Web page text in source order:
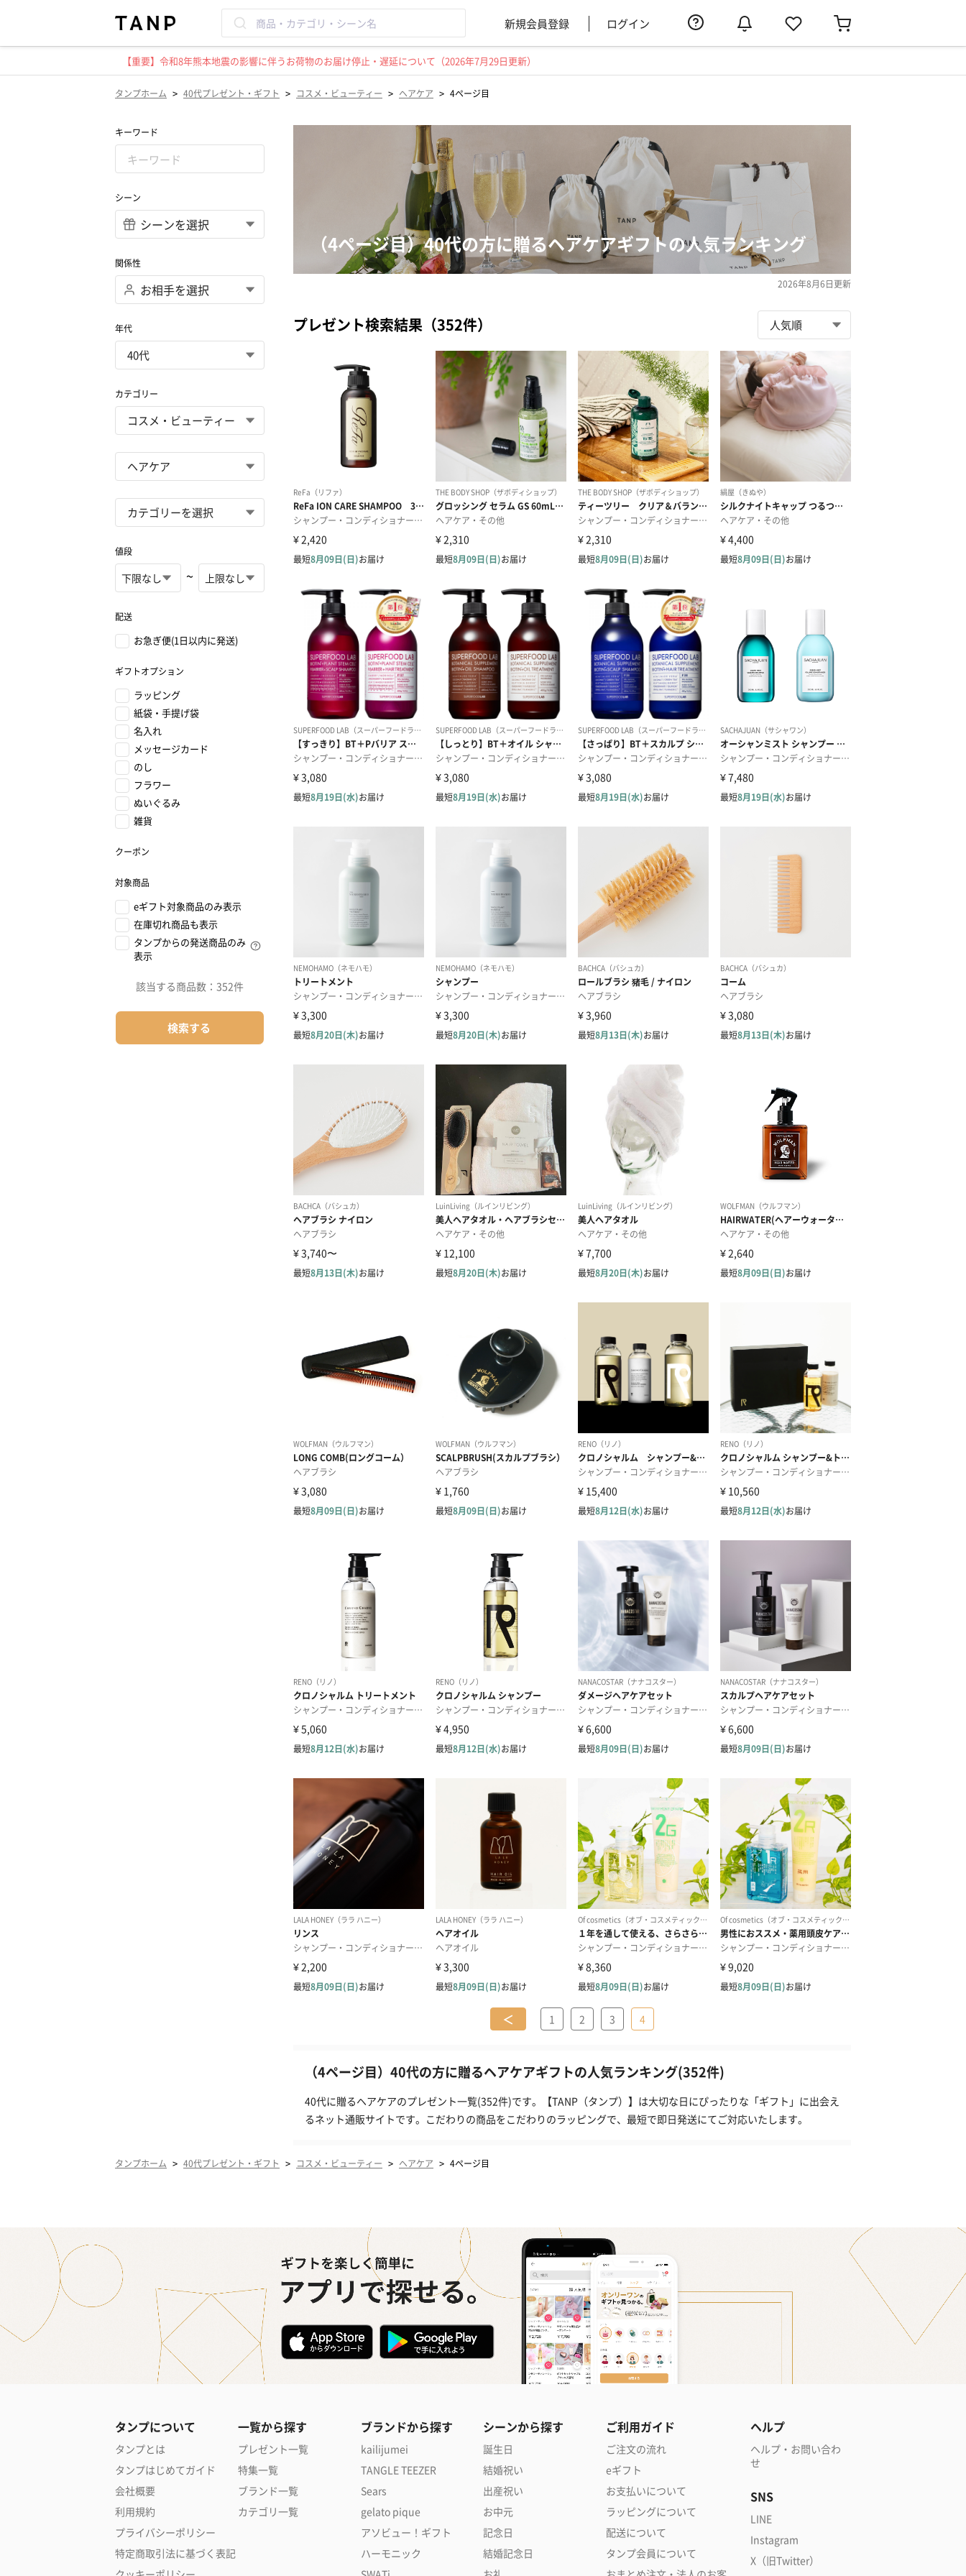
新規会員登録 ログイン
【重要】令和8年熊本地震の影響に伴うお荷物のお届け停止・遅延について（2026年7月29日更新）
タンプホーム > 40代プレゼント・ギフト > コスメ・ビューティー > ヘアケア > 4ページ目
キーワード
シーン
関係性
年代
カテゴリー
値段
~
配送
お急ぎ便(1日以内に発送)
ギフトオプション
ラッピング
紙袋・手提げ袋
名入れ
メッセージカード
のし
フラワー
ぬいぐるみ
雑貨
クーポン
対象商品
eギフト対象商品のみ表示
在庫切れ商品も表示
タンプからの発送商品のみ
表示
該当する商品数： 352件
検索する
（4ページ目）40代の方に贈るヘアケアギフトの人気ランキング
2026年8月6日更新
プレゼント検索結果（352件）
＜ 1 2 3 4
（4ページ目）40代の方に贈るヘアケアギフトの人気ランキング(352件)
40代に贈るヘアケアのプレゼント一覧(352件)です。【TANP（タンプ）】は大切な日にぴったりな「ギフト」に出会え
るネット通販サイトです。こだわりの商品をこだわりのラッピングで、最短で即日発送にてご対応いたします。
タンプホーム > 40代プレゼント・ギフト > コスメ・ビューティー > ヘアケア > 4ページ目
タンプについて
タンプとは
タンプはじめてガイド
会社概要
利用規約
プライバシーポリシー
特定商取引法に基づく表記
一覧から探す
プレゼント一覧
特集一覧
ブランド一覧
カテゴリ一覧
ブランドから探す
kailijumei
TANGLE TEEZER
Sears
gelato pique
アソビュー！ギフト
ハーモニック
シーンから探す
誕生日
結婚祝い
出産祝い
お中元
記念日
結婚記念日
ご利用ガイド
ご注文の流れ
eギフト
お支払いについて
ラッピングについて
配送について
タンプ会員について
ヘルプ
ヘルプ・お問い合わ
せ
SNS
LINE
Instagram
X（旧Twitter）